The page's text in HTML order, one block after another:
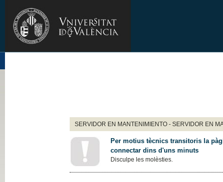
SERVIDOR EN MANTENIMIENTO - SERVIDOR EN
Per motius tècnics transitoris la
connectar dins d'uns minuts
Disculpe les molèsties.